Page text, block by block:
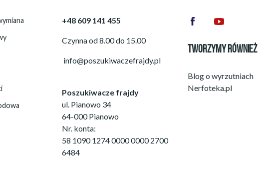
+48 609 141 455
Czynna od 8.00 do 15.00
info@poszukiwaczefrajdy.pl
Poszukiwacze frajdy
ul. Pianowo 34
64-000 Pianowo
Nr. konta:
58 1090 1274 0000 0000 2700
6484
TWORZYMY RÓWNIEŻ
Blog o wyrzutniach
Nerfoteka.pl